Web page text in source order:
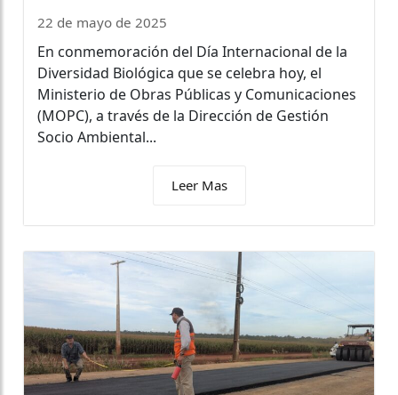
22 de mayo de 2025
En conmemoración del Día Internacional de la
Diversidad Biológica que se celebra hoy, el
Ministerio de Obras Públicas y Comunicaciones
(MOPC), a través de la Dirección de Gestión
Socio Ambiental...
Leer Mas